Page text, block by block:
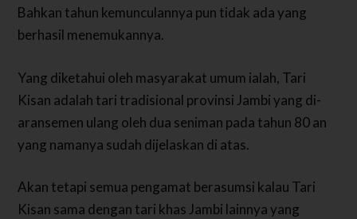
Bahkan tahun kemunculannya pun tidak ada yang
berhasil menemukannya.
Yang diketahui oleh masyarakat umum ialah, Tari
Kisan adalah tari tradisional provinsi Jambi yang di-
aransemen ulang oleh dua seniman pada tahun 80 an
yang namanya sudah dijelaskan di atas.
Akan tetapi semua pengamat berasumsi kalau Tari
Kisan sama dengan tari khas Jambi lainnya yang